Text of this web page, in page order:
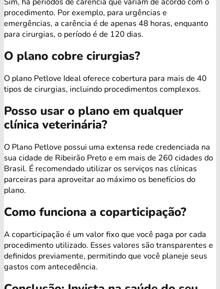
procedimento. Por exemplo, para urgências e
emergências, a carência é de apenas 48 horas, enquanto
para cirurgias, o período é de 120 dias.
O plano cobre cirurgias?
O plano Petlove Ideal oferece cobertura para mais de 40
tipos de cirurgias, incluindo procedimentos complexos.
Posso usar o plano em qualquer
clínica veterinária?
O Plano Petlove possui uma extensa rede credenciada na
sua cidade de Ribeirão Preto e em mais de 260 cidades do
Brasil. É recomendado utilizar os serviços nas clínicas
parceiras para aproveitar ao máximo os benefícios do
plano.
Como funciona a coparticipação?
A coparticipação é um valor fixo que você paga por cada
procedimento utilizado. Esses valores são transparentes e
definidos previamente, permitindo que você planeje seus
gastos com antecedência.